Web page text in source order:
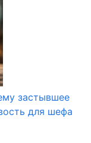
застывшее
для шефа